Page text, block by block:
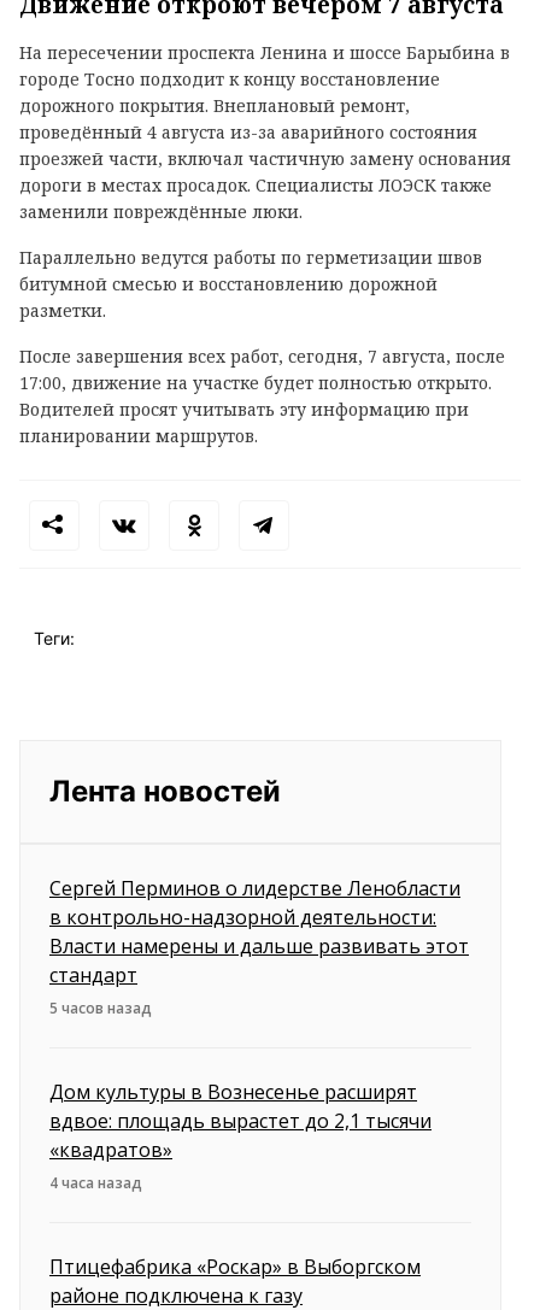
На пересечении проспекта Ленина и шоссе Барыбина в
городе Тосно подходит к концу восстановление
дорожного покрытия. Внеплановый ремонт,
проведённый 4 августа из-за аварийного состояния
проезжей части, включал частичную замену основания
дороги в местах просадок. Специалисты ЛОЭСК также
заменили повреждённые люки.
Параллельно ведутся работы по герметизации швов
битумной смесью и восстановлению дорожной
разметки.
После завершения всех работ, сегодня, 7 августа, после
17:00, движение на участке будет полностью открыто.
Водителей просят учитывать эту информацию при
планировании маршрутов.
Теги:
Лента новостей
Сергей Перминов о лидерстве Ленобласти
в контрольно-надзорной деятельности:
Власти намерены и дальше развивать этот
стандарт
5 часов назад
Дом культуры в Вознесенье расширят
вдвое: площадь вырастет до 2,1 тысячи
«квадратов»
4 часа назад
Птицефабрика «Роскар» в Выборгском
районе подключена к газу